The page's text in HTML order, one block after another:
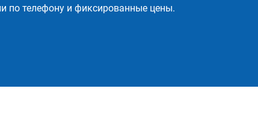
по телефону и фиксированные цены.